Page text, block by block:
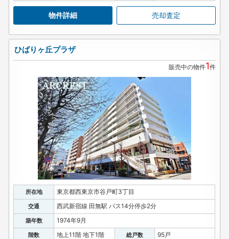
物件詳細 売却査定
ひばりヶ丘プラザ
販売中の物件1件
所在地 東京都西東京市谷戸町3丁目
交通 西武新宿線 田無駅 バス14分停歩2分
築年数 1974年9月
階数 地上11階 地下1階 総戸数 95戸